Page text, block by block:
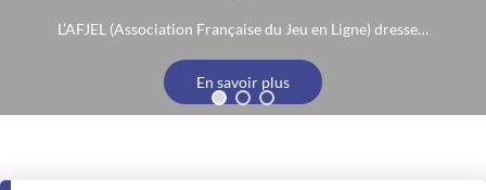
L’AFJEL (Association Française du Jeu en Ligne) dresse le bilan d’une année 2024 de croissance en trompe l’œil et d’un record de recettes pour l’Etat ...
En savoir plus